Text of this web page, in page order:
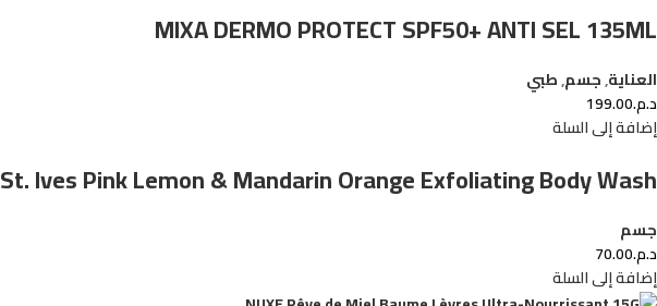
MIXA DERMO PROTECT SPF50+ ANTI SEL 135ML
العناية,جسم,طبي
د.م.199.00
إضافة إلى السلة
St. Ives Pink Lemon & Mandarin Orange Exfoliating Body Wash
جسم
د.م.70.00
إضافة إلى السلة